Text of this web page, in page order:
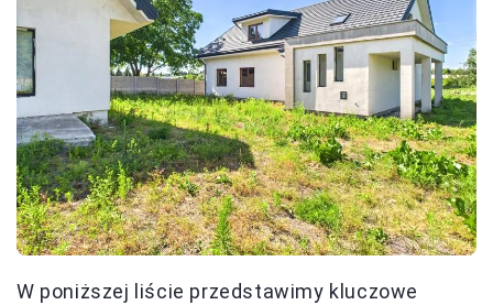
W poniższej liście przedstawimy kluczowe